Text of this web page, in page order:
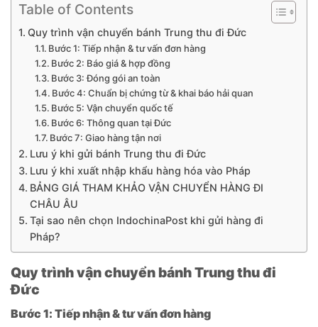
Table of Contents
Quy trình vận chuyển bánh Trung thu đi Đức
Bước 1: Tiếp nhận & tư vấn đơn hàng
Bước 2: Báo giá & hợp đồng
Bước 3: Đóng gói an toàn
Bước 4: Chuẩn bị chứng từ & khai báo hải quan
Bước 5: Vận chuyển quốc tế
Bước 6: Thông quan tại Đức
Bước 7: Giao hàng tận nơi
Lưu ý khi gửi bánh Trung thu đi Đức
Lưu ý khi xuất nhập khẩu hàng hóa vào Pháp
BẢNG GIÁ THAM KHẢO VẬN CHUYỂN HÀNG ĐI
CHÂU ÂU
Tại sao nên chọn IndochinaPost khi gửi hàng đi
Pháp?
Quy trình vận chuyển bánh Trung thu đi
Đức
Bước 1: Tiếp nhận & tư vấn đơn hàng